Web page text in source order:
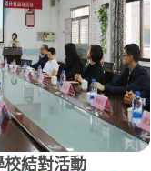
結對活動